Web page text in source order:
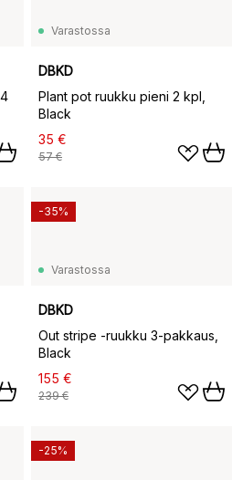
Varastossa
DBKD
Plant pot ruukku pieni 2 kpl,
Black
35 €
57 €
Varastossa
DBKD
Out stripe -ruukku 3-pakkaus,
Black
155 €
239 €
-35%
-25%